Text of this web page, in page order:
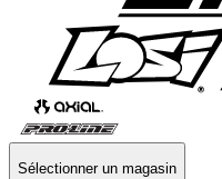
Sélectionner un magasin